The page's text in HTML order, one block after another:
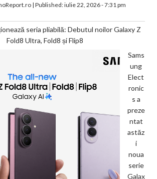
| Published:iulie 22, 2026 - 7:31 pm
seria pliabilă: Debutul noilor Galaxy Z
Fold8 Ultra, Fold8 și Flip8
Sams
ung
Elect
ronic
s a
preze
ntat
astăz
i
noua
serie
Galax